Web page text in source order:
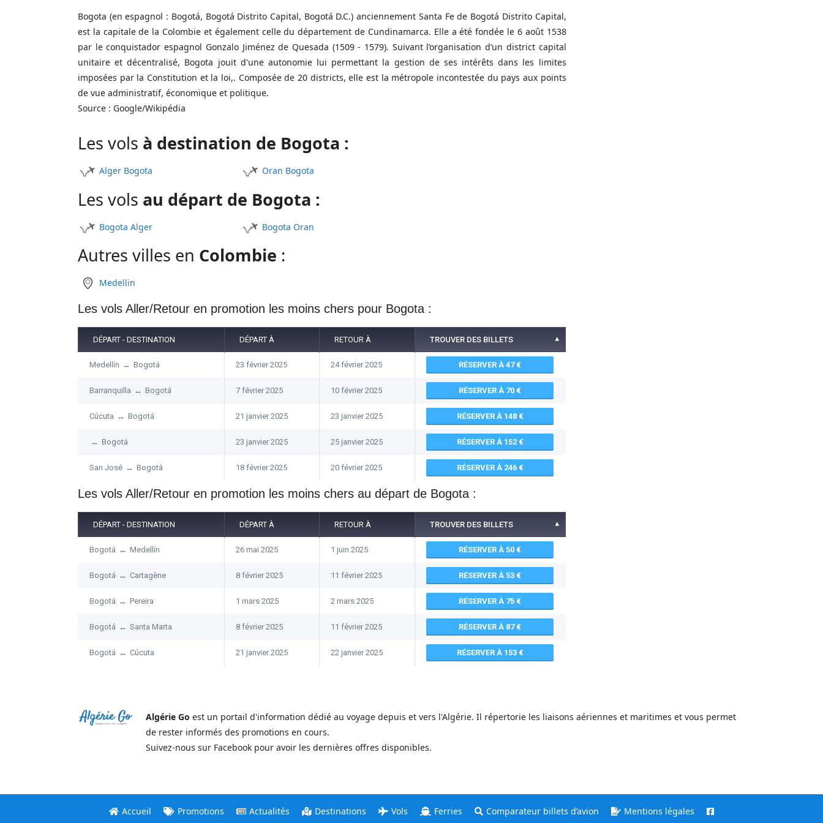
Bogota (en espagnol : Bogotá, Bogotá Distrito Capital, Bogotá D.C.) anciennement Santa Fe de Bogotá Distrito Capital,
est la capitale de la Colombie et également celle du département de Cundinamarca. Elle a été fondée le 6 août 1538
par le conquistador espagnol Gonzalo Jiménez de Quesada (1509 - 1579). Suivant l’organisation d’un district capital
unitaire et décentralisé, Bogota jouit d'une autonomie lui permettant la gestion de ses intérêts dans les limites
imposées par la Constitution et la loi,. Composée de 20 districts, elle est la métropole incontestée du pays aux points
de vue administratif, économique et politique.
Source : Google/Wikipédia
Les vols à destination de Bogota :
Alger Bogota Oran Bogota
Les vols au départ de Bogota :
Bogota Alger Bogota Oran
Autres villes en Colombie :
Medellin
Les vols Aller/Retour en promotion les moins chers pour Bogota :
DÉPART - DESTINATION DÉPART À RETOUR À TROUVER DES BILLETS
Medellín ↔ Bogotá 23 février 2025 24 février 2025 RÉSERVER À 47
Barranquilla ↔ Bogotá 7 février 2025 10 février 2025 RÉSERVER À 70
Cúcuta ↔ Bogotá 21 janvier 2025 23 janvier 2025 RÉSERVER À 148
↔ Bogotá 23 janvier 2025 25 janvier 2025 RÉSERVER À 152
San José ↔ Bogotá 18 février 2025 20 février 2025 RÉSERVER À 246
Les vols Aller/Retour en promotion les moins chers au départ de Bogota :
DÉPART - DESTINATION DÉPART À RETOUR À TROUVER DES BILLETS
Bogotá ↔ Medellín 26 mai 2025 1 juin 2025 RÉSERVER À 50
Bogotá ↔ Cartagène 8 février 2025 11 février 2025 RÉSERVER À 53
Bogotá ↔ Pereira 1 mars 2025 2 mars 2025 RÉSERVER À 75
Bogotá ↔ Santa Marta 8 février 2025 11 février 2025 RÉSERVER À 87
Bogotá ↔ Cúcuta 21 janvier 2025 22 janvier 2025 RÉSERVER À 153
Algérie Go est un portail d'information dédié au voyage depuis et vers l'Algérie. Il répertorie les liaisons aériennes et maritimes et vous permet
de rester informés des promotions en cours.
Suivez-nous sur Facebook pour avoir les dernières offres disponibles.
Accueil Promotions Actualités Destinations Vols Ferries Comparateur billets d’avion Mentions légales